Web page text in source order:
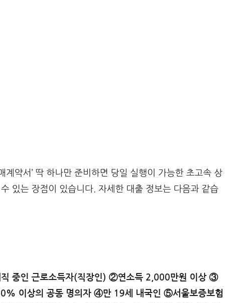
계약서’ 딱 하나만 준비하면 당일 실행이 가능한 초고속 상
있는 장점이 있습니다. 자세한 대출 정보는 다음과 같습
중인 근로소득자(직장인) ②연소득 2,000만원 이상 ③
이상의 공동 명의자 ④만 19세 내국인 ⑤서울보증보험